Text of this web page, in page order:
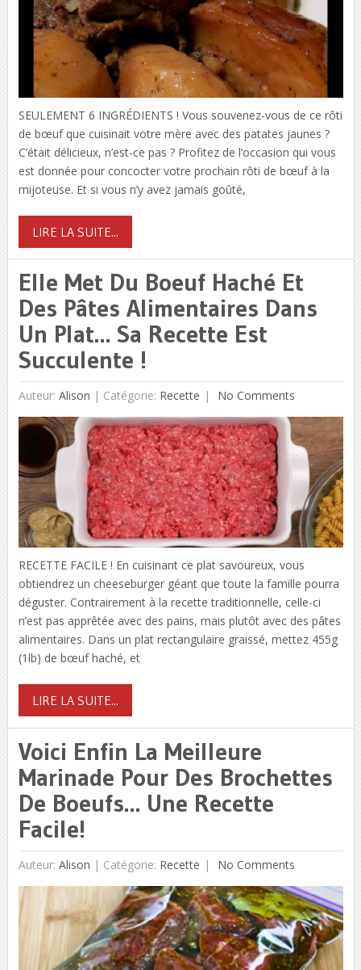
SEULEMENT 6 INGRÉDIENTS ! Vous souvenez-vous de ce rôti
de bœuf que cuisinait votre mère avec des patates jaunes ?
C’était délicieux, n’est-ce pas ? Profitez de l’occasion qui vous
est donnée pour concocter votre prochain rôti de bœuf à la
mijoteuse. Et si vous n’y avez jamais goûté,
LIRE LA SUITE...
Elle Met Du Boeuf Haché Et
Des Pâtes Alimentaires Dans
Un Plat… Sa Recette Est
Succulente !
Auteur: Alison | Catégorie: Recette No Comments
RECETTE FACILE ! En cuisinant ce plat savoureux, vous
obtiendrez un cheeseburger géant que toute la famille pourra
déguster. Contrairement à la recette traditionnelle, celle-ci
n’est pas apprêtée avec des pains, mais plutôt avec des pâtes
alimentaires. Dans un plat rectangulaire graissé, mettez 455g
(1lb) de bœuf haché, et
LIRE LA SUITE...
Voici Enfin La Meilleure
Marinade Pour Des Brochettes
De Boeufs… Une Recette
Facile!
Auteur: Alison | Catégorie: Recette No Comments